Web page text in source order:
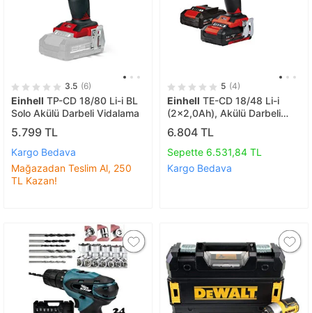
3.5 (6)
Einhell TP-CD 18/80 Li-i BL
Solo Akülü Darbeli Vidalama
5.799 TL
Kargo Bedava
Mağazadan Teslim Al, 250
TL Kazan!
5 (4)
Einhell TE-CD 18/48 Li-i
(2x2,0Ah), Akülü Darbeli
Vidalama
6.804 TL
Sepette 6.531,84 TL
Kargo Bedava